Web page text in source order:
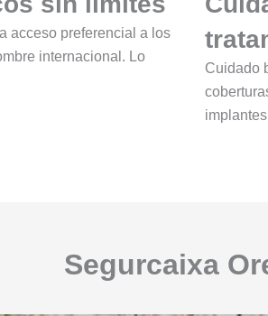
acceso preferencial a los
internacional. Lo
Cuidado
Segurcaixa